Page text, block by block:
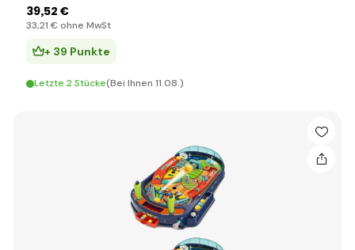
39,52 €
33,21 € ohne MwSt
+ 39 Punkte
Letzte 2 Stücke(Bei Ihnen 11.08.)